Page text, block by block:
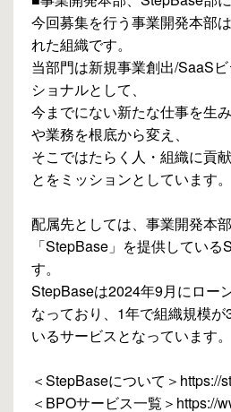
今回募集を行う事業開発本部
れた組織です。
当部門は新規事業創出/SaaS
ショナルとして、
今までにない新たな仕事を生
や業務を根底から変え、
そこではたらく人・組織に貢
とをミッションとしています。
配属先としては、事業開発本
「StepBase」を提供している
す。
StepBaseは2024年9月にロー
なっており、1年で組織規模
いるサービスとなっています。
＜StepBaseについて＞https://
＜BPOサービス一覧＞https://